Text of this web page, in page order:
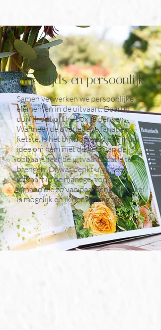
Samen verwerken we persoonlijke
elementen in de uitvaart. Daarbij
durf ik out of the box te denken.
Wanneer de overledene fanatiek
fietste, is het bijvoorbeeld een mooi
idee om hem met de fiets van de
opbaar- naar de uitvaartlocatie te
brengen. Of wat denkt u van een
uitvaart in de manege, voor
iemand die zo van paarden hield. Veel
is mogelijk en ik denk graag mee.
Eigentijds en persoonlijk